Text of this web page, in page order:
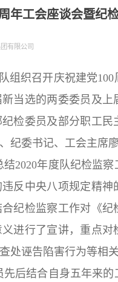
年工会座谈会暨纪
有限公司
织召开庆祝建党100
当选的两委委员及上
检委员及部分职工民
纪委书记、工会主席廖
结2020年度队纪检监
反中央八项规定精神
纪检监察工作对《纪
进行了宣讲，重点对
处诬告陷害行为等相
结合自身五年来的